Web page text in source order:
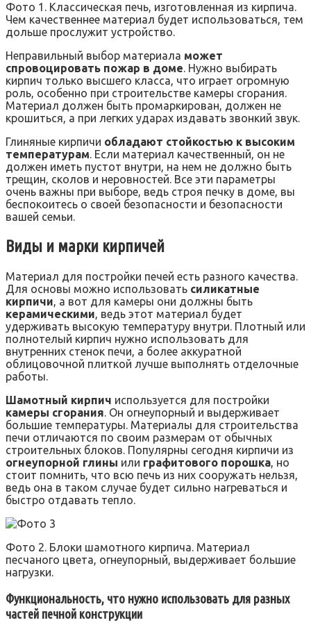
Фото 1. Классическая печь, изготовленная из кирпича.
Чем качественнее материал будет использоваться, тем
дольше прослужит устройство.
Неправильный выбор материала может
спровоцировать пожар в доме. Нужно выбирать
кирпич только высшего класса, что играет огромную
роль, особенно при строительстве камеры сгорания.
Материал должен быть промаркирован, должен не
крошиться, а при легких ударах издавать звонкий звук.
Глиняные кирпичи обладают стойкостью к высоким
температурам. Если материал качественный, он не
должен иметь пустот внутри, на нем не должно быть
трещин, сколов и неровностей. Все эти параметры
очень важны при выборе, ведь строя печку в доме, вы
беспокоитесь о своей безопасности и безопасности
вашей семьи.
Виды и марки кирпичей
Материал для постройки печей есть разного качества.
Для основы можно использовать силикатные
кирпичи, а вот для камеры они должны быть
керамическими, ведь этот материал будет
удерживать высокую температуру внутри. Плотный или
полнотелый кирпич нужно использовать для
внутренних стенок печи, а более аккуратной
облицовочной плиткой лучше выполнять отделочные
работы.
Шамотный кирпич используется для постройки
камеры сгорания. Он огнеупорный и выдерживает
большие температуры. Материалы для строительства
печи отличаются по своим размерам от обычных
строительных блоков. Популярны сегодня кирпичи из
огнеупорной глины или графитового порошка, но
стоит помнить, что всю печь из них сооружать нельзя,
ведь она в таком случае будет сильно нагреваться и
быстро отдавать тепло.
Фото 2. Блоки шамотного кирпича. Материал
песчаного цвета, огнеупорный, выдерживает большие
нагрузки.
Функциональность, что нужно использовать для разных
частей печной конструкции